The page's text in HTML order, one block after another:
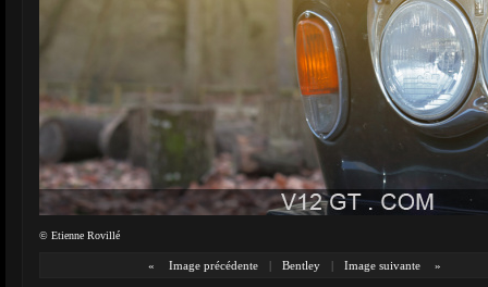
© Etienne Rovillé
« Image précédente | Bentley | Image suivante »